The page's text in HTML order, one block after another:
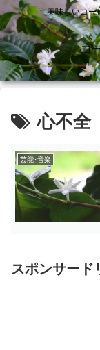
美味しいコー
コ
心不全
芸能･音楽
スポンサード